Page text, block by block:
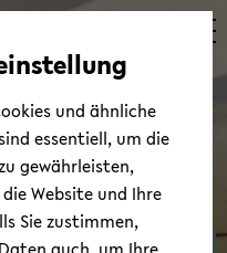
und ähnliche
essentiell, um die
gewährleisten,
Website und Ihre
Sie zustimmen,